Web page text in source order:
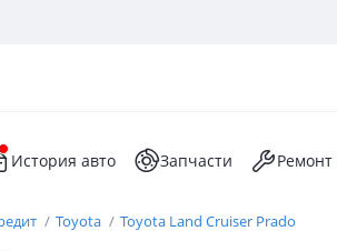
История авто Запчасти Ремонт
Toyota Toyota Land Cruiser Prado